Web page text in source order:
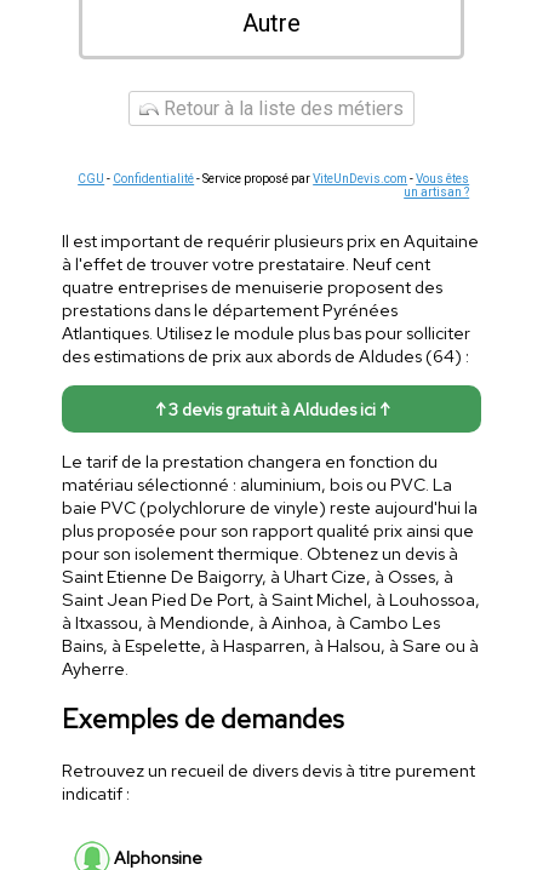
Autre
Retour à la liste des métiers
CGU - Confidentialité- Service proposé parViteUnDevis.com -Vous êtes
un artisan ?
Il est important de requérir plusieurs prix en Aquitaine
à l'effet de trouver votre prestataire. Neuf cent
quatre entreprises de menuiserie proposent des
prestations dans le département Pyrénées
Atlantiques. Utilisez le module plus bas pour solliciter
des estimations de prix aux abords de Aldudes (64) :
↑ 3 devis gratuit à Aldudes ici ↑
Le tarif de la prestation changera en fonction du
matériau sélectionné : aluminium, bois ou PVC. La
baie PVC (polychlorure de vinyle) reste aujourd'hui la
plus proposée pour son rapport qualité prix ainsi que
pour son isolement thermique. Obtenez un devis à
Saint Etienne De Baigorry, à Uhart Cize, à Osses, à
Saint Jean Pied De Port, à Saint Michel, à Louhossoa,
à Itxassou, à Mendionde, à Ainhoa, à Cambo Les
Bains, à Espelette, à Hasparren, à Halsou, à Sare ou à
Ayherre.
Exemples de demandes
Retrouvez un recueil de divers devis à titre purement
indicatif :
Alphonsine